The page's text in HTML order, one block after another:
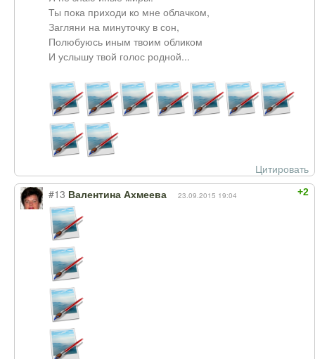
Ты пока приходи ко мне облачком,
Загляни на минуточку в сон,
Полюбуюсь иным твоим обликом
И услышу твой голос родной...
Цитировать
+2
#13 Валентина Ахмеева 23.09.2015 19:04